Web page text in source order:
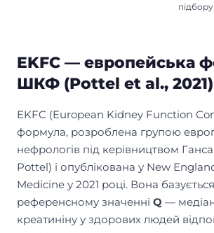
EKFC — европейська
ШКФ (Pottel et al., 2021)
EKFC (European Kidney Function
формула, розроблена групою
нефрологів під керівництвом
Pottel) і опублікована у New
Medicine у 2021 році. Вона
референсному значенні Q —
креатиніну у здорових людей